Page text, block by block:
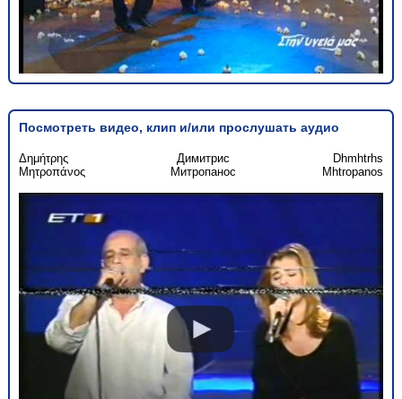
Посмотреть видео, клип и/или прослушать аудио
Δημήτρης
Μητροπάνος
Димитрис
Митропанос
Dhmhtrhs
Mhtropanos